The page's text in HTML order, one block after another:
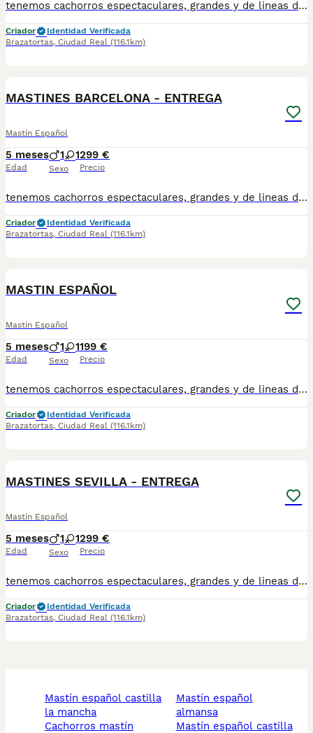
tenemos cachorros espectaculares, grandes y de lineas de belleza y trabajo , cachorros avanzados conviviendo con animales , hacemos entregas a toda España , totalmente a contrarembolso , atiendo y paso videos por what! no te quedes sin tu oportunidad ...
Criador
Identidad Verificada
Brazatortas, Ciudad Real (116.1km)
MASTINES BARCELONA - ENTREGA
Mastín Español
5 meses
Edad
1 1
Sexo
299 €
Precio
tenemos cachorros espectaculares, grandes y de lineas de belleza y trabajo , cachorros avanzados conviviendo con animales , hacemos entregas a toda España , totalmente a contrarembolso , atiendo y paso videos por what! no te quedes sin tu oportunidad GRACIAS
Criador
Identidad Verificada
Brazatortas, Ciudad Real (116.1km)
MASTIN ESPAÑOL
Mastín Español
5 meses
Edad
1 1
Sexo
199 €
Precio
tenemos cachorros espectaculares, grandes y de lineas de belleza y trabajo , cachorros avanzados conviviendo con animales , hacemos entregas a toda España , totalmente a contrarembolso , atiendo y paso videos por what! no te quedes sin tu oportunidad ...
Criador
Identidad Verificada
Brazatortas, Ciudad Real (116.1km)
MASTINES SEVILLA - ENTREGA
Mastín Español
5 meses
Edad
1 1
Sexo
299 €
Precio
tenemos cachorros espectaculares, grandes y de lineas de belleza y trabajo , cachorros avanzados conviviendo con animales , hacemos entregas a toda España , totalmente a contrarembolso , atiendo y paso videos por what! no te quedes sin tu oportunidad .
Criador
Identidad Verificada
Brazatortas, Ciudad Real (116.1km)
mastín español castilla
la mancha
cachorros mastín
mastín español
almansa
mastín español castilla